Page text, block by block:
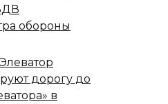
обороны
дорогу до
в